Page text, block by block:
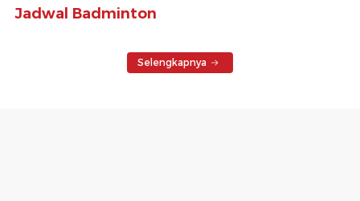
Jadwal Badminton
Selengkapnya